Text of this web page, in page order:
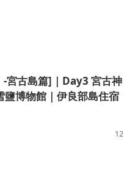
宮古島篇]｜Day3 宮古神
博物館｜伊良部島住宿
12